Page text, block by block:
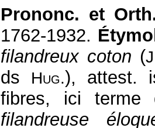
Prononc. et
1762-1932.
filandreux coton (
ds Hug.), attest.
fibres, ici
filandreuse